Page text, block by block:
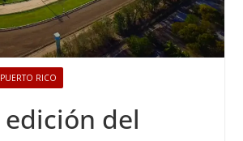
PUERTO RICO
del